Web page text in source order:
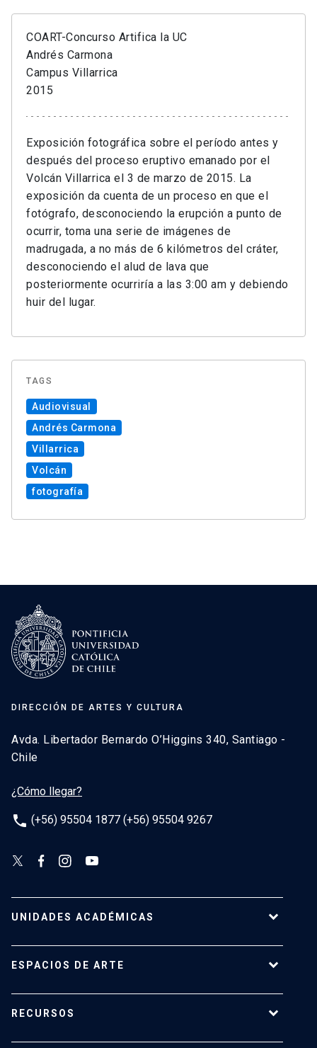
COART-Concurso Artifica la UC
Andrés Carmona
Campus Villarrica
2015
Exposición fotográfica sobre el período antes y
después del proceso eruptivo emanado por el
Volcán Villarrica el 3 de marzo de 2015. La
exposición da cuenta de un proceso en que el
fotógrafo, desconociendo la erupción a punto de
ocurrir, toma una serie de imágenes de
madrugada, a no más de 6 kilómetros del cráter,
desconociendo el alud de lava que
posteriormente ocurriría a las 3:00 am y debiendo
huir del lugar.
TAGS
Audiovisual
Andrés Carmona
Villarrica
Volcán
fotografía
DIRECCIÓN DE ARTES Y CULTURA
Avda. Libertador Bernardo O’Higgins 340, Santiago -
Chile
¿Cómo llegar?
phone (+56) 95504 1877 (+56) 95504 9267
UNIDADES ACADÉMICAS
Escuela de Arte
Escuela de Diseño
ESPACIOS DE ARTE
Galería Macchina
RECURSOS